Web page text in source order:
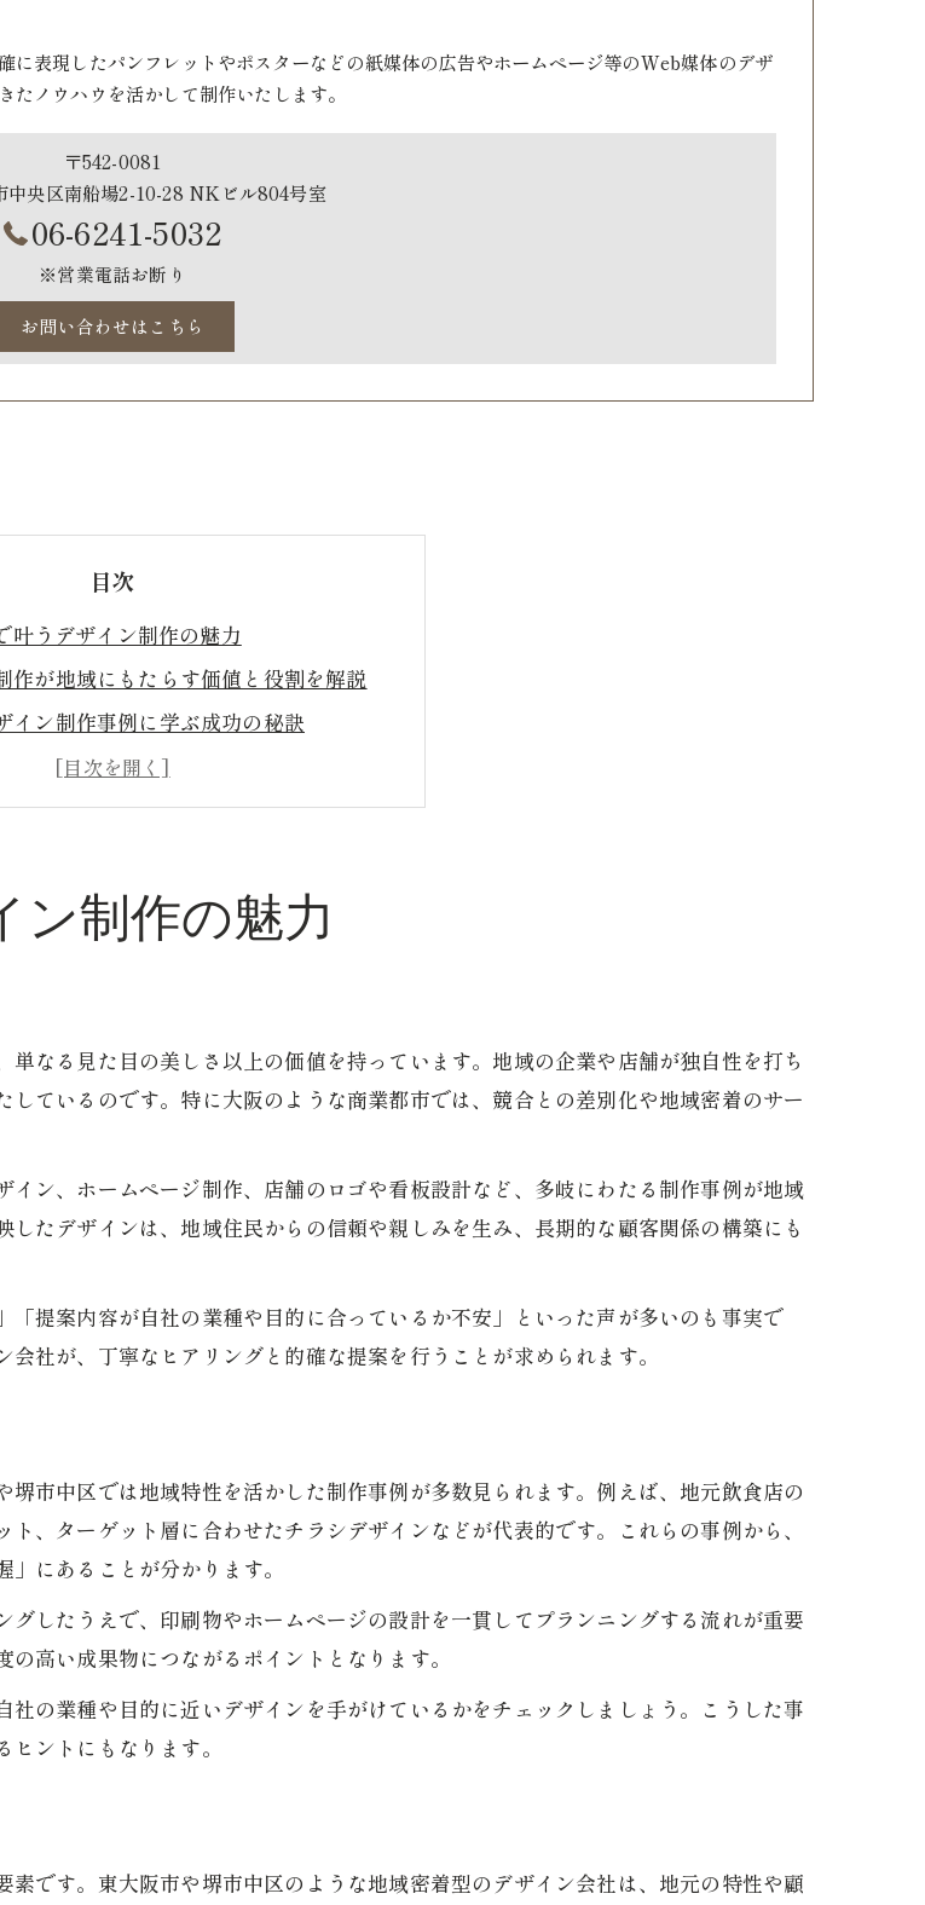
に表現したパンフレットやポスターなどの紙媒体の広告やホームページ等のWeb媒体のデザ
ノウハウを活かして制作いたします。
〒542-0081
中央区南船場2-10-28 NKビル804号室
06-6241-5032
※営業電話お断り
お問い合わせはこちら
目次
叶うデザイン制作の魅力
作が地域にもたらす価値と役割を解説
イン制作事例に学ぶ成功の秘訣
ク制作の魅力と地域密着の強み
ングに効く制作提案のポイント
知れば納得の制作依頼へ
作の提案内容を事前に確認する大切さ
よる提案プロセスの違いを比較
ク制作提案で重視すべき点とは
ング視点の提案がもたらす利点
作の一般的なフローをわかりやすく解説
品まで制作の流れを徹底解説
ク制作フローの具体例と実践法
踏まえた制作プロセスの進め方
ら始まるブランディング設計手法
値を高める制作プロセスの実践例
ン会社のブランディング事例紹介
るための制作と提案の極意
イン制作提案を実現するための準備
視点から見る提案の工夫と実例
ン会社が語る成功する制作のコツ
ン制作の魅力
なる見た目の美しさ以上の価値を持っています。地域の企業や店舗が独自性を打ち
ているのです。特に大阪のような商業都市では、競合との差別化や地域密着のサー
ン、ホームページ制作、店舗のロゴや看板設計など、多岐にわたる制作事例が地域
たデザインは、地域住民からの信頼や親しみを生み、長期的な顧客関係の構築にも
提案内容が自社の業種や目的に合っているか不安」といった声が多いのも事実で
社が、丁寧なヒアリングと的確な提案を行うことが求められます。
市中区では地域特性を活かした制作事例が多数見られます。例えば、地元飲食店の
、ターゲット層に合わせたチラシデザインなどが代表的です。これらの事例から、
にあることが分かります。
したうえで、印刷物やホームページの設計を一貫してプランニングする流れが重要
高い成果物につながるポイントとなります。
の業種や目的に近いデザインを手がけているかをチェックしましょう。こうした事
ントにもなります。
です。東大阪市や堺市中区のような地域密着型のデザイン会社は、地元の特性や顧